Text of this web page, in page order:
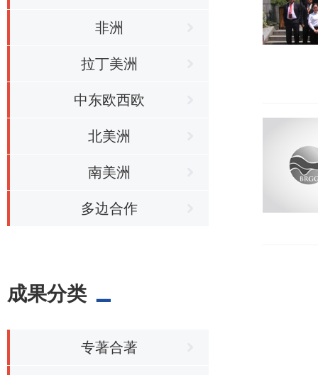
非洲
拉丁美洲
中东欧西欧
北美洲
南美洲
多边合作
成果分类
专著合著